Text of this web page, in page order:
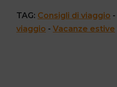
TAG: Consigli di viaggio -
viaggio - Vacanze estive